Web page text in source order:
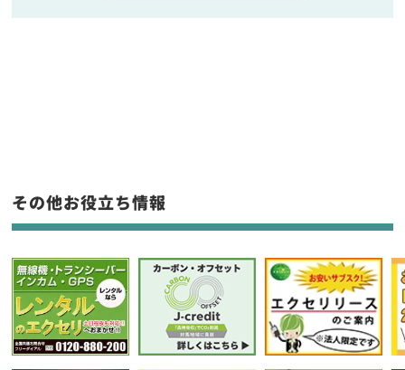
フリーワード入力(製品名等)
選択条件をリセット
その他お役立ち情報